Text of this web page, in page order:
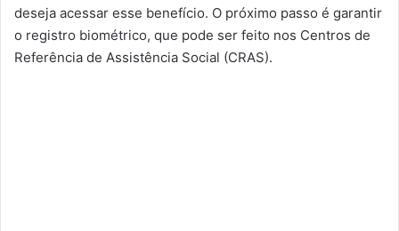
deseja acessar esse benefício. O próximo passo é garantir
o registro biométrico, que pode ser feito nos Centros de
Referência de Assistência Social (CRAS).